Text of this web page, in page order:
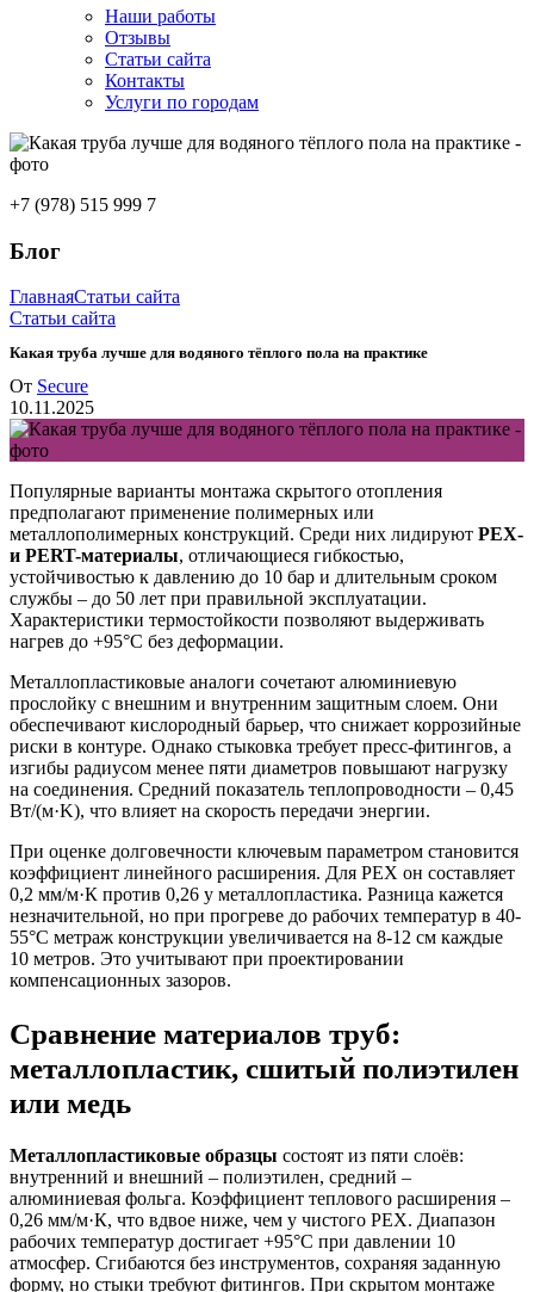
Наши работы
Отзывы
Статьи сайта
Контакты
Услуги по городам
+7 (978) 515 999 7
Блог
ГлавнаяСтатьи сайта
Статьи сайта
Какая труба лучше для водяного тёплого пола на практике
От Secure
10.11.2025
Популярные варианты монтажа скрытого отопления
предполагают применение полимерных или
металлополимерных конструкций. Среди них лидируют PEX-
и PERT-материалы, отличающиеся гибкостью,
устойчивостью к давлению до 10 бар и длительным сроком
службы – до 50 лет при правильной эксплуатации.
Характеристики термостойкости позволяют выдерживать
нагрев до +95°C без деформации.
Металлопластиковые аналоги сочетают алюминиевую
прослойку с внешним и внутренним защитным слоем. Они
обеспечивают кислородный барьер, что снижает коррозийные
риски в контуре. Однако стыковка требует пресс-фитингов, а
изгибы радиусом менее пяти диаметров повышают нагрузку
на соединения. Средний показатель теплопроводности – 0,45
Вт/(м·K), что влияет на скорость передачи энергии.
При оценке долговечности ключевым параметром становится
коэффициент линейного расширения. Для PEX он составляет
0,2 мм/м·К против 0,26 у металлопластика. Разница кажется
незначительной, но при прогреве до рабочих температур в 40-
55°C метраж конструкции увеличивается на 8-12 см каждые
10 метров. Это учитывают при проектировании
компенсационных зазоров.
Сравнение материалов труб:
металлопластик, сшитый полиэтилен
или медь
Металлопластиковые образцы состоят из пяти слоёв:
внутренний и внешний – полиэтилен, средний –
алюминиевая фольга. Коэффициент теплового расширения –
0,26 мм/м·К, что вдвое ниже, чем у чистого PEX. Диапазон
рабочих температур достигает +95°C при давлении 10
атмосфер. Сгибаются без инструментов, сохраняя заданную
форму, но стыки требуют фитингов. При скрытом монтаже